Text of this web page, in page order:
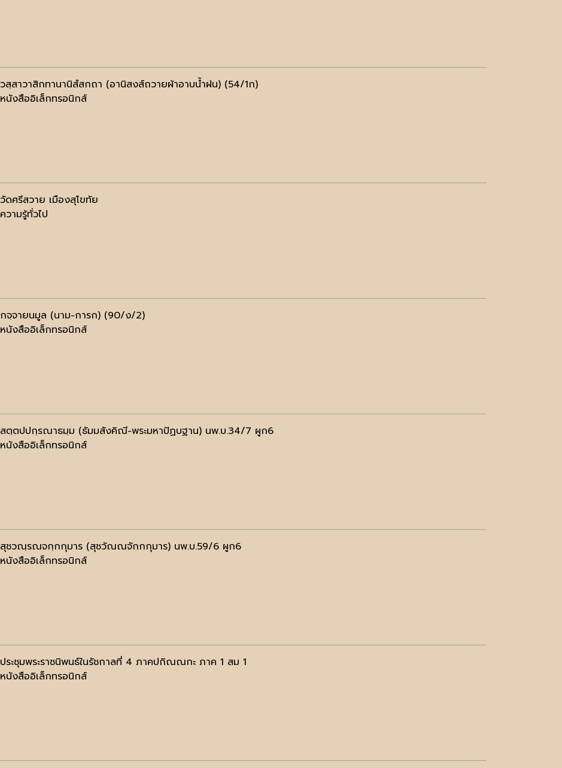
วสฺสาวาสิกทานานิสํสกถา (อานิสงส์ถวายผ้าอาบน้ำฝน) (54/1ก)
หนังสืออิเล็กทรอนิกส์
วัดศรีสวาย เมืองสุโขทัย
ความรู้ทั่วไป
กจฺจายนมูล (นาม-การก) (90/ง/2)
หนังสืออิเล็กทรอนิกส์
สตฺตปปกฺรณาธมฺม (ธัมมสังคิณี-พระมหาปัฏบฐาน) นพ.บ.34/7 ผูก6
หนังสืออิเล็กทรอนิกส์
สุชวณฺรณจกฺกกุมาร (สุชวัณณจักกกุมาร) นพ.บ.59/6 ผูก6
หนังสืออิเล็กทรอนิกส์
ประชุมพระราชนิพนธ์ในรัชกาลที่ 4 ภาคปกิณณกะ ภาค 1 สม 1
หนังสืออิเล็กทรอนิกส์